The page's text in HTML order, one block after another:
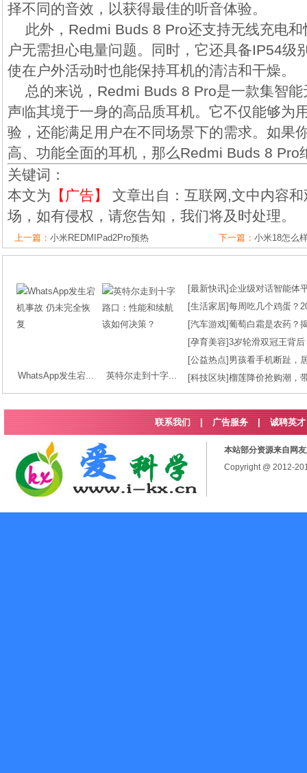
择不同的音效，以获得最佳的听音体验。
此外，Redmi Buds 8 Pro还支持无线充电
户无需担心电量问题。同时，它还具备IP54级
使在户外活动时也能保持耳机的清洁和干燥。
总的来说，Redmi Buds 8 Pro是一款集智
声临其境于一身的高品质耳机。它不仅能够为
验，还能满足用户在不同场景下的需求。如果
高、功能全面的耳机，那么Redmi Buds 8 Pro
关键词：
本文为 【广告】
文章出自：互联网,文中内容
场，如有侵权，请您告知，我们将及时处理。
上一篇： 小米REDMIPad2Pro预热 下一篇： 小米18怎么
WhatsApp发生宕... 英特尔走到十字...
[最新快讯]企业级对话智能体
[生活家居]每周吃几个鸡蛋？
[汽车游戏]葡萄白霜是农药？
[孕育美容]3岁轮滑双冠王背
[公益热点] 男孩看手机断趾，
[科技区块]榴莲降价抢购潮，
联系我们 广告服务 | 诚聘英才
本站部分资源来自网
Copyright @ 2012-